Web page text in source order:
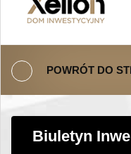
POWRÓT DO
Biuletyn